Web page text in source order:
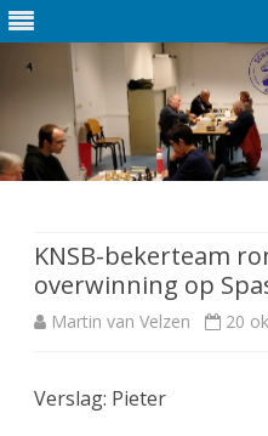
KNSB-bekerteam
overwinning op
Martin van Velzen 20
Verslag: Pieter